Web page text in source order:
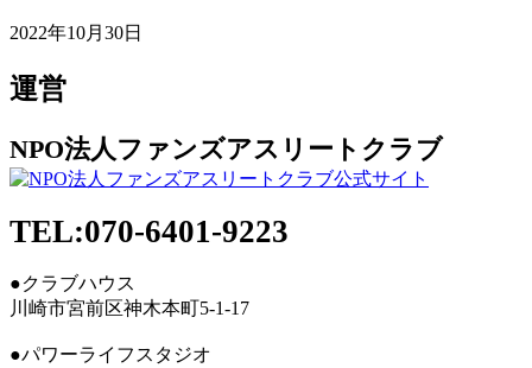
2022年10月30日
運営
NPO法人ファンズアスリートクラブ
TEL:070-6401-9223
●クラブハウス
川崎市宮前区神木本町5-1-17
●パワーライフスタジオ